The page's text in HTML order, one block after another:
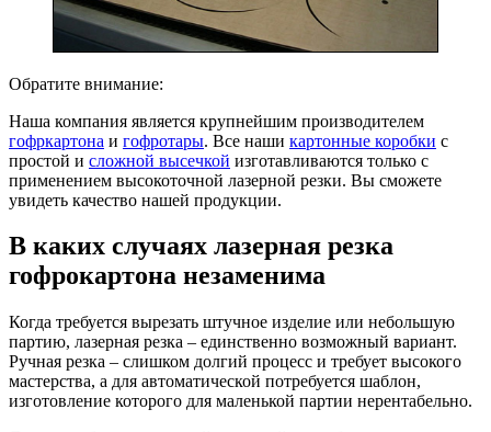
Обратите внимание:
Наша компания является крупнейшим производителем
гофркартона и гофротары. Все наши картонные коробки с
простой и сложной высечкой изготавливаются только с
применением высокоточной лазерной резки. Вы сможете
увидеть качество нашей продукции.
В каких случаях лазерная резка
гофрокартона незаменима
Когда требуется вырезать штучное изделие или небольшую
партию, лазерная резка – единственно возможный вариант.
Ручная резка – слишком долгий процесс и требует высокого
мастерства, а для автоматической потребуется шаблон,
изготовление которого для маленькой партии нерентабельно.